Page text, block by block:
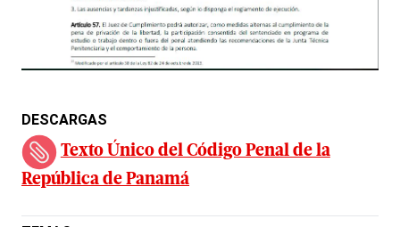
DESCARGAS
Texto Único del Código Penal de la
República de Panamá